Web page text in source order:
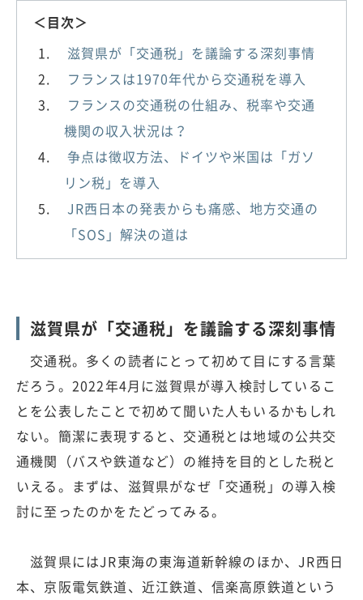
＜目次＞
滋賀県が「交通税」を議論する深刻事情
フランスは1970年代から交通税を導入
フランスの交通税の仕組み、税率や交通
機関の収入状況は？
争点は徴収方法、ドイツや米国は「ガソ
リン税」を導入
JR西日本の発表からも痛感、地方交通の
「SOS」解決の道は
滋賀県が「交通税」を議論する深刻事情
交通税。多くの読者にとって初めて目にする言葉
だろう。2022年4月に滋賀県が導入検討しているこ
とを公表したことで初めて聞いた人もいるかもしれ
ない。簡潔に表現すると、交通税とは地域の公共交
通機関（バスや鉄道など）の維持を目的とした税と
いえる。まずは、滋賀県がなぜ「交通税」の導入検
討に至ったのかをたどってみる。
滋賀県にはJR東海の東海道新幹線のほか、JR西日
本、京阪電気鉄道、近江鉄道、信楽高原鉄道という